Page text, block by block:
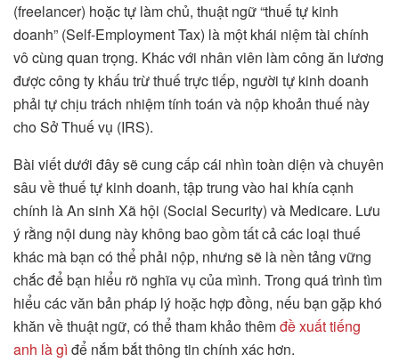
(freelancer) hoặc tự làm chủ, thuật ngữ “thuế tự kinh
doanh” (Self-Employment Tax) là một khái niệm tài chính
vô cùng quan trọng. Khác với nhân viên làm công ăn lương
được công ty khấu trừ thuế trực tiếp, người tự kinh doanh
phải tự chịu trách nhiệm tính toán và nộp khoản thuế này
cho Sở Thuế vụ (IRS).
Bài viết dưới đây sẽ cung cấp cái nhìn toàn diện và chuyên
sâu về thuế tự kinh doanh, tập trung vào hai khía cạnh
chính là An sinh Xã hội (Social Security) và Medicare. Lưu
ý rằng nội dung này không bao gồm tất cả các loại thuế
khác mà bạn có thể phải nộp, nhưng sẽ là nền tảng vững
chắc để bạn hiểu rõ nghĩa vụ của mình. Trong quá trình tìm
hiểu các văn bản pháp lý hoặc hợp đồng, nếu bạn gặp khó
khăn về thuật ngữ, có thể tham khảo thêmđề xuất tiếng
anh là gì để nắm bắt thông tin chính xác hơn.